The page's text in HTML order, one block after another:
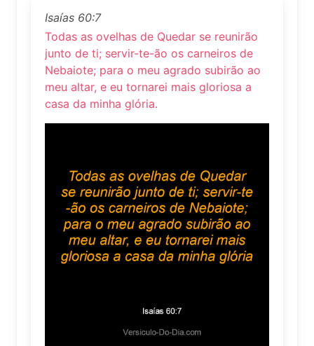
Isaías 60:7
Todas as ovelhas de Quedar se reunirão
junto de ti; servir-te-ão os carneiros de
Nebaiote; para o meu agrado subirão ao
meu altar, e eu tornarei mais gloriosa a
casa da minha glória.